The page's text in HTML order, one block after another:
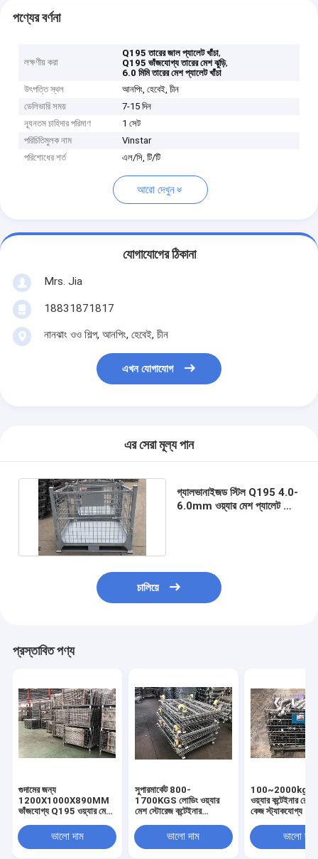
পণ্যের বর্ণনা
লক্ষণীয় করা
Q195 তারের জাল প্যালেট খাঁচা,
Q195 ভাঁজযোগ্য তারের মেশ ঝুড়ি,
6.0 মিমি তারের মেশ প্যালেট খাঁচা
উৎপত্তি স্থল
আনপিং, হেবেই, চীন
ডেলিভারি সময়
7-15 দিন
ন্যূনতম চাহিদার পরিমাণ
1 সেট
পরিচিতিমুলক নাম
Vinstar
পরিশোধের শর্ত
এল/সি, টি/টি
আরো দেখুন
যোগাযোগের ঠিকানা
Mrs. Jia
18831871817
নানঝাং ওও শিল্প, আনপিং, হেবেই, চীন
এখন যোগাযোগ
এর সেরা মূল্য পান
গ্যালভানাইজড স্টিল Q195 4.0-
6.0mm ওয়্যার মেশ প্যালেট কেজ
চালিয়ে
প্রস্তাবিত পণ্য
গুদামের জন্য
1200X1000X890MM
ভাঁজযোগ্য Q195 ওয়্যার মেশ
ভালো দাম
সুপারমার্কেট 800-
1700KGS লোডিং ওয়্যার
মেশ স্টোরেজ কন্টেইনার
ভালো দাম
100~2000kg
ওয়্যার কন্টেইনার
কেজ স্ট্যাকযোগ্য
ভালো দাম